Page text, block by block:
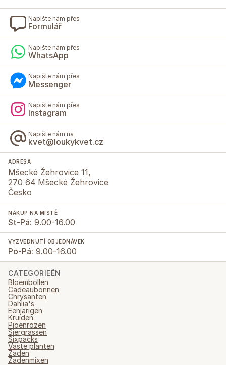
Napište nám přes
Formulář
Napište nám přes
WhatsApp
Napište nám přes
Messenger
Napište nám přes
Instagram
Napište nám na
kvet@loukykvet.cz
ADRESA
Mšecké Žehrovice 11,
270 64 Mšecké Žehrovice
Česko
NÁKUP NA MÍSTĚ
St-Pá: 9.00-16.00
VYZVEDNUTÍ OBJEDNÁVEK
Po-Pá: 9.00-16.00
CATEGORIEËN
Bloembollen
Cadeaubonnen
Chrysanten
Dahlia's
Eenjarigen
Kruiden
Pioenrozen
Siergrassen
Sixpacks
Vaste planten
Zaden
Zadenmixen